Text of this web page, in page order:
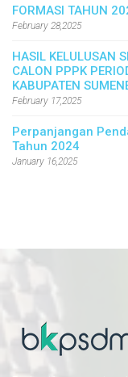
FORMASI TAHUN
February 28,2025
HASIL KELULUSAN
CALON PPPK
KABUPATEN
February 17,2025
Perpanjangan
Tahun 2024
January 16,2025